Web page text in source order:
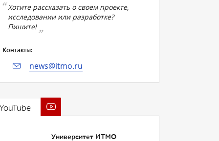
Хотите рассказать о своем проекте,
исследовании или разработке?
Пишите!
Контакты:
news@itmo.ru
Университет ИТМО